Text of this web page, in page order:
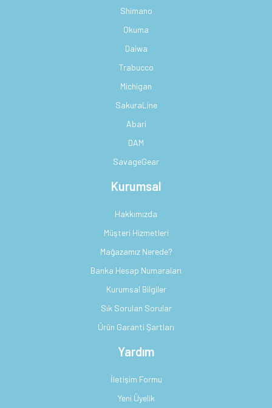
Shimano
Okuma
Daiwa
Trabucco
Michigan
SakuraLine
Abari
DAM
SavageGear
Kurumsal
Hakkımızda
Müşteri Hizmetleri
Mağazamız Nerede?
Banka Hesap Numaraları
Kurumsal Bilgiler
Sık Sorulan Sorular
Ürün Garanti Şartları
Yardım
İletişim Formu
Yeni Üyelik